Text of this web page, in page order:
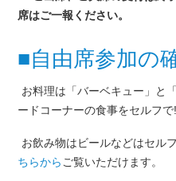
席はご一報ください。
■自由席参加の
お料理は「バーベキュー」と
ードコーナーの食事をセルフで
お飲み物はビールなどはセル
ちらから ご覧いただけます。